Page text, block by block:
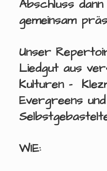
Abschluss
gemeinsam
Unser
Liedgut aus
Kulturen –
Evergreens
WIE: